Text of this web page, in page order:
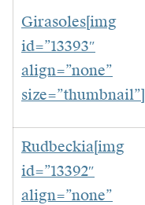
Girasoles[img
id=”13393″
align=”none”
size=”thumbnail”]
Rudbeckia[img
id=”13392″
align=”none”